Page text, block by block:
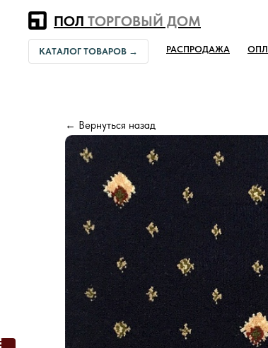
ПОЛ ТОРГОВЫЙ ДОМ
РАСПРОДАЖА
КАТАЛОГ ТОВАРОВ →
← Вернуться назад